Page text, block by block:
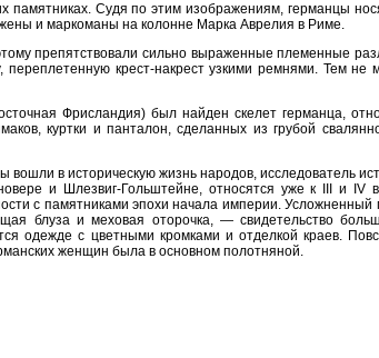
памятниках. Судя по этим изображениям, германцы
и маркоманы на колонне Марка Аврелия в Риме.
препятствовали сильно выраженные племенные
крест-накрест узкими ремнями. Тем не
Фрисландия) был найден скелет германца,
куртки и панталон, сделанных из грубой
в историческую жизнь народов, исследователь
и Шлезвиг-Гольштейне, относятся уже к III и
с памятниками эпохи начала империи.
блуза и меховая оторочка, — свидетельство
одежде с цветными кромками и отделкой краев.
женщин была в основном полотняной.